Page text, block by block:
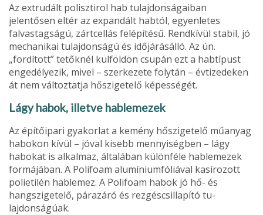
Az extrudált polisztirol hab tulaj­donságaiban
jelentősen eltér az expan­dált habtól, egyenletes
falvastagságú, zártcellás felépítésű. Rendkívül stabil, jó
mechanikai tulajdonságú és időjárás­álló. Az ún.
„fordított” tetőknél külföld­ön csupán ezt a habtípust
engedélyezik, mivel – szerkezete folytán – évtizede­ken
át nem változtatja hőszigetelő ké­pességét.
Lágy habok, illetve hablemezek
Az építőipari gyakorlat a kemény hő­szigetelő műanyag
habokon kívül – jó­val kisebb mennyiségben – lágy
habo­kat is alkalmaz, általában különféle hablemezek
formájában. A Polifoam alumíniumfóliával kasírozott
polietilén hablemez. A Polifoam habok jó hő- és
hangszi­getelő, párazáró és rezgéscsillapító tu­
lajdonságúak.